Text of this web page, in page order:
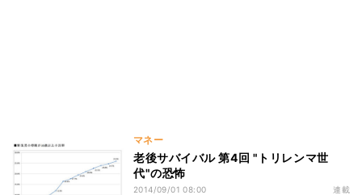
マネー
老後サバイバル 第4回 "トリレンマ世
代"の恐怖
2014/09/01 08:00 連載